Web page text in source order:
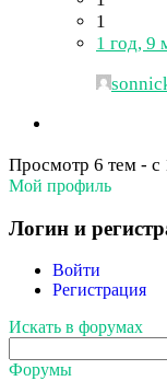
1
1 год, 9
Просмотр 6 тем - с
Мой профиль
Логин и
Войти
Регистрация
Искать в форумах
Форумы